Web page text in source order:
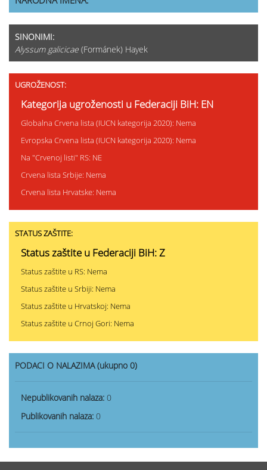
SINONIMI:
Alyssum galicicae (Formánek) Hayek
UGROŽENOST:
Kategorija ugroženosti u Federaciji BiH: EN
Globalna Crvena lista (IUCN kategorija 2020): Nema
Evropska Crvena lista (IUCN kategorija 2020): Nema
Na "Crvenoj listi" RS: NE
Crvena lista Srbije: Nema
Crvena lista Hrvatske: Nema
STATUS ZAŠTITE:
Status zaštite u Federaciji BiH: Z
Status zaštite u RS: Nema
Status zaštite u Srbiji: Nema
Status zaštite u Hrvatskoj: Nema
Status zaštite u Crnoj Gori: Nema
PODACI O NALAZIMA (ukupno 0)
Nepublikovanih nalaza: 0
Publikovanih nalaza: 0